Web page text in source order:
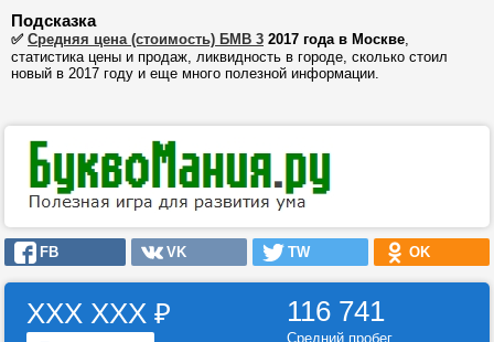
Подсказка
✅ Средняя цена (стоимость) БМВ 3 2017 года в Москве,
статистика цены и продаж, ликвидность в городе, сколько стоил
новый в 2017 году и еще много полезной информации.
FB VK TW OK
ХХХ ХХХ ₽ 116 741
Средний пробег